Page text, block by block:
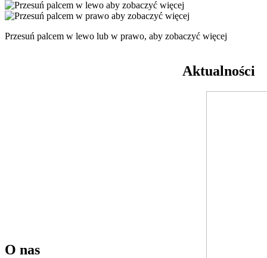
Przesuń palcem w lewo lub w prawo, aby zobaczyć więcej
O nas
Aktualności